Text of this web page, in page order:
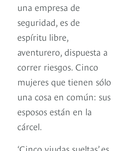
una empresa de
seguridad, es de
espíritu libre,
aventurero, dispuesta a
correr riesgos. Cinco
mujeres que tienen sólo
una cosa en común: sus
esposos están en la
cárcel.
‘Cinco viudas sueltas’ es